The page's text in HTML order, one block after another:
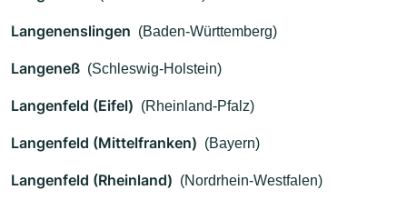
Langenenslingen (Baden-Württemberg)
Langeneß (Schleswig-Holstein)
Langenfeld (Eifel) (Rheinland-Pfalz)
Langenfeld (Mittelfranken) (Bayern)
Langenfeld (Rheinland) (Nordrhein-Westfalen)